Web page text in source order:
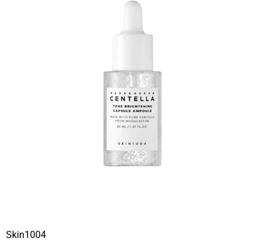
Skin1004